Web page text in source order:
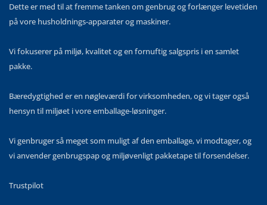
Dette er med til at fremme tanken om genbrug og forlænger levetiden
på vore husholdnings-apparater og maskiner.
Vi fokuserer på miljø, kvalitet og en fornuftig salgspris i en samlet
pakke.
Bæredygtighed er en nøgleværdi for virksomheden, og vi tager også
hensyn til miljøet i vore emballage-løsninger.
Vi genbruger så meget som muligt af den emballage, vi modtager, og
vi anvender genbrugspap og miljøvenligt pakketape til forsendelser.
Trustpilot